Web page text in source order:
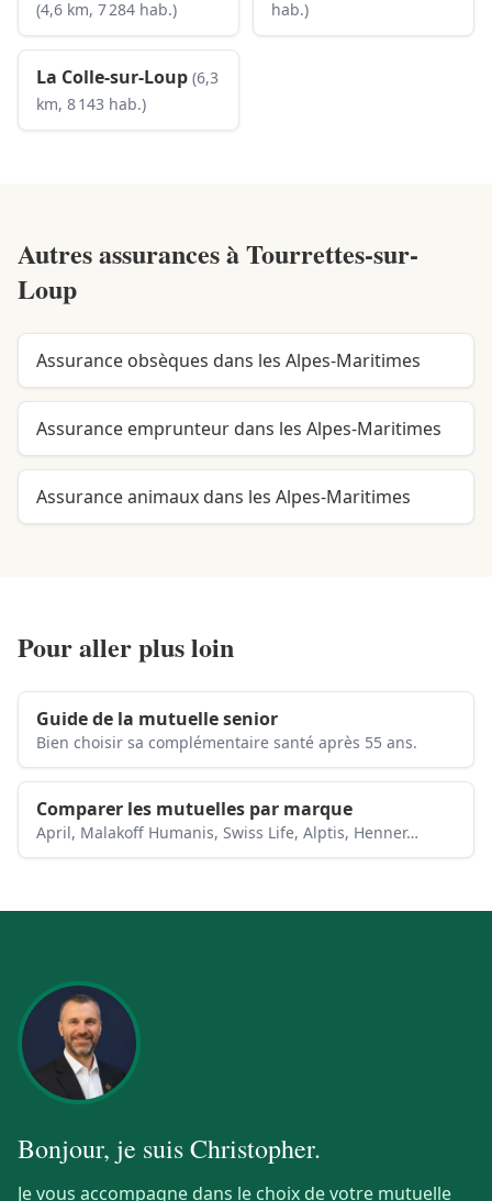
(4,6 km, 7 284 hab.) hab.)
La Colle-sur-Loup (6,3
km, 8 143 hab.)
Autres assurances àTourrettes-sur-
Loup
Assurance obsèques dans les Alpes-Maritimes
Assurance emprunteur dans les Alpes-Maritimes
Assurance animaux dans les Alpes-Maritimes
Pour aller plus loin
Guide de la mutuelle senior
Bien choisir sa complémentaire santé après 55 ans.
Comparer les mutuelles par marque
April, Malakoff Humanis, Swiss Life, Alptis, Henner…
Bonjour, je suisChristopher.
Je vous accompagne dans le choix de votre mutuelle